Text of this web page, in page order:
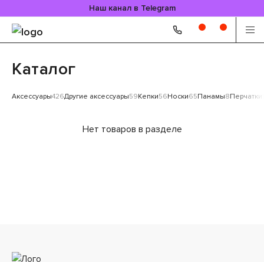
Наш канал в Telegram
Каталог
Аксессуары426Другие аксессуары59Кепки56Носки65Панамы8Перчатки
Нет товаров в разделе